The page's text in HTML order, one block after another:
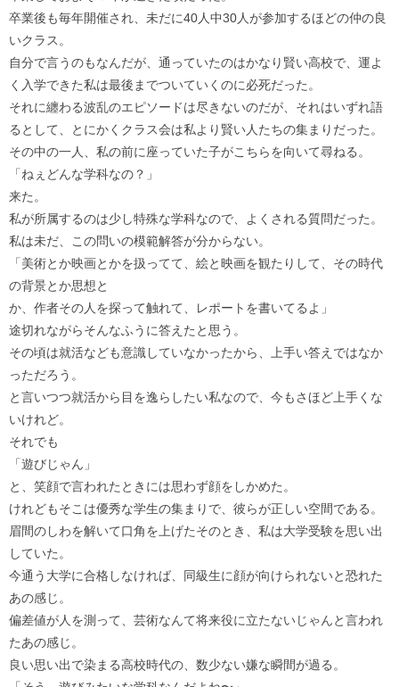
卒業後も毎年開催され、未だに40人中30人が参加するほどの仲の良
いクラス。
自分で言うのもなんだが、通っていたのはかなり賢い高校で、運よ
く入学できた私は最後までついていくのに必死だった。
それに纏わる波乱のエピソードは尽きないのだが、それはいずれ語
るとして、とにかくクラス会は私より賢い人たちの集まりだった。
その中の一人、私の前に座っていた子がこちらを向いて尋ねる。
「ねぇどんな学科なの？」
来た。
私が所属するのは少し特殊な学科なので、よくされる質問だった。
私は未だ、この問いの模範解答が分からない。
「美術とか映画とかを扱ってて、絵と映画を観たりして、その時代
の背景とか思想と
か、作者その人を探って触れて、レポートを書いてるよ」
途切れながらそんなふうに答えたと思う。
その頃は就活なども意識していなかったから、上手い答えではなか
っただろう。
と言いつつ就活から目を逸らしたい私なので、今もさほど上手くな
いけれど。
それでも
「遊びじゃん」
と、笑顔で言われたときには思わず顔をしかめた。
けれどもそこは優秀な学生の集まりで、彼らが正しい空間である。
眉間のしわを解いて口角を上げたそのとき、私は大学受験を思い出
していた。
今通う大学に合格しなければ、同級生に顔が向けられないと恐れた
あの感じ。
偏差値が人を測って、芸術なんて将来役に立たないじゃんと言われ
たあの感じ。
良い思い出で染まる高校時代の、数少ない嫌な瞬間が過る。